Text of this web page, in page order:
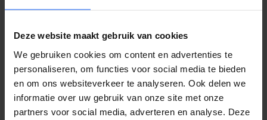
Deze website maakt gebruik van cookies
We gebruiken cookies om content en advertenties te
personaliseren, om functies voor social media te bieden
en om ons websiteverkeer te analyseren. Ook delen we
informatie over uw gebruik van onze site met onze
partners voor social media, adverteren en analyse. Deze